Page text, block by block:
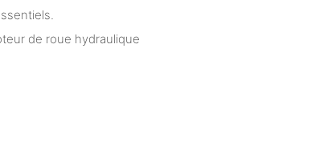
de roue hydraulique